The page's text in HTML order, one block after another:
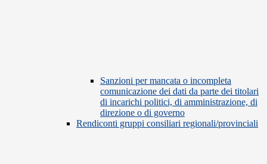
Sanzioni per mancata o incompleta
comunicazione dei dati da parte dei titolari
di incarichi politici, di amministrazione, di
direzione o di governo
Rendiconti gruppi consiliari regionali/provinciali